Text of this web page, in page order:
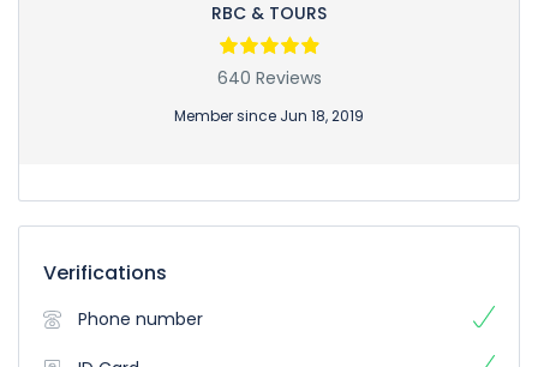
RBC & TOURS
640 Reviews
Member since Jun 18, 2019
Verifications
Phone number